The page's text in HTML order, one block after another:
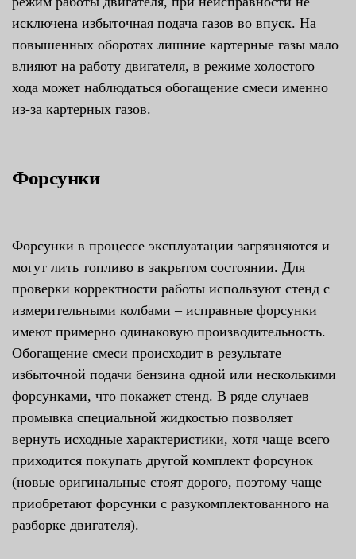
исключена избыточная подача газов во впуск. На
повышенных оборотах лишние картерные газы мало
влияют на работу двигателя, в режиме холостого
хода может наблюдаться обогащение смеси именно
из-за картерных газов.
Форсунки
Форсунки в процессе эксплуатации загрязняются и
могут лить топливо в закрытом состоянии. Для
проверки корректности работы используют стенд с
измерительными колбами – исправные форсунки
имеют примерно одинаковую производительность.
Обогащение смеси происходит в результате
избыточной подачи бензина одной или несколькими
форсунками, что покажет стенд. В ряде случаев
промывка специальной жидкостью позволяет
вернуть исходные характеристики, хотя чаще всего
приходится покупать другой комплект форсунок
(новые оригинальные стоят дорого, поэтому чаще
приобретают форсунки с разукомплектованного на
разборке двигателя).